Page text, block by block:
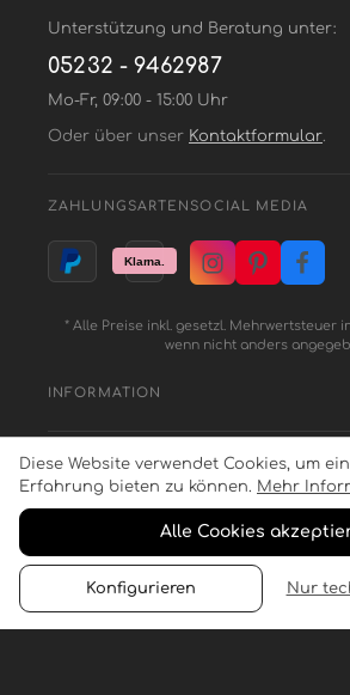
Unterstützung und Beratung unter:
05232 - 9462987
Mo-Fr, 09:00 - 15:00 Uhr
Oder über unser Kontaktformular.
ZAHLUNGSARTEN SOCIAL MEDIA
* Alle Preise inkl. gesetzl. Mehrwertsteuer
wenn nicht anders
INFORMATION
SERVICE
Diese Website verwendet Cookies, um
Erfahrung bieten zu können. Mehr
Alle Cookies
Konfigurieren Nur